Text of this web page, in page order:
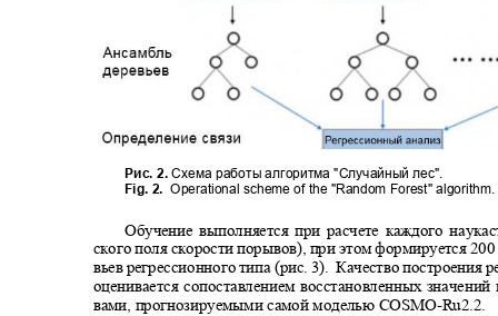
Рис. 2.Схема работы алгоритма "Случайный лес".
Fig. 2. Operational scheme of the "Random Forest"
Обучение выполняется при расчете каждого
ского поля скорости порывов), при этом формируется
вьев регрессионного типа (рис. 3). Качество
оценивается сопоставлением восстановленных
вами, прогнозируемыми самой моделью COSMO-Ru2.2.